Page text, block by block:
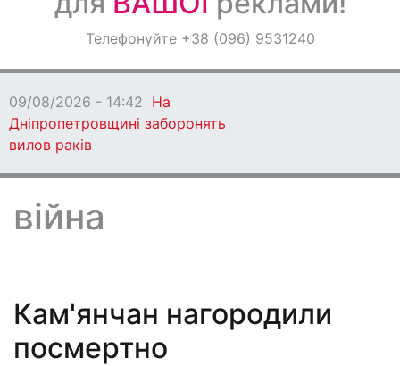
ОголошенняТелефонуйте +38 (096) 9531240
09/08/2026 - 13:06
Кам'янське втратило
захисника
війна
Кам'янчан нагородили
посмертно